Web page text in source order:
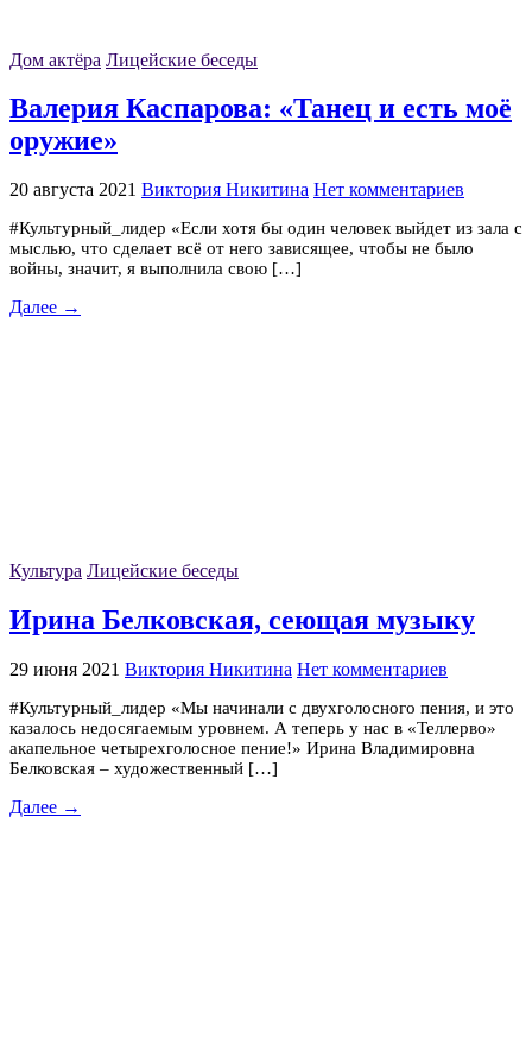
Дом актёра Лицейские беседы
Валерия Каспарова: «Танец и есть моё
оружие»
20 августа 2021 Виктория Никитина Нет комментариев
#Культурный_лидер «Если хотя бы один человек выйдет из зала с
мыслью, что сделает всё от него зависящее, чтобы не было
войны, значит, я выполнила свою […]
Далее →
Культура Лицейские беседы
Ирина Белковская, сеющая музыку
29 июня 2021 Виктория Никитина Нет комментариев
#Культурный_лидер «Мы начинали с двухголосного пения, и это
казалось недосягаемым уровнем. А теперь у нас в «Теллерво»
акапельное четырехголосное пение!» Ирина Владимировна
Белковская – художественный […]
Далее →